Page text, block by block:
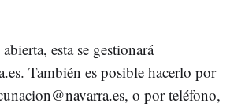
esta se gestionará
También es posible hacerlo por
, o por teléfono,